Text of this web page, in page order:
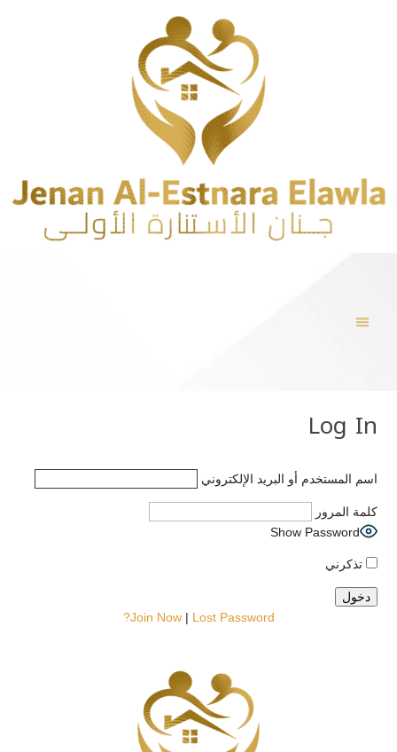
Log In
اسم المستخدم أو البريد الإلكتروني
كلمة المرور
Show Password
تذكرني
Join Now| Lost Password?